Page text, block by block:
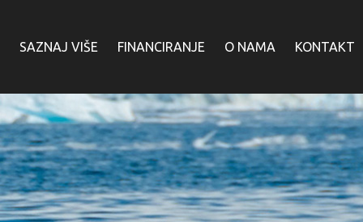
SAZNAJ VIŠE FINANCIRANJE O NAMA KONTAKT